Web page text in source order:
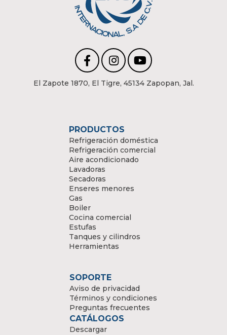
El Zapote 1870, El Tigre, 45134 Zapopan, Jal.
PRODUCTOS
Refrigeración doméstica
Refrigeración comercial
Aire acondicionado
Lavadoras
Secadoras
Enseres menores
Gas
Boiler
Cocina comercial
Estufas
Tanques y cilindros
Herramientas
SOPORTE
Aviso de privacidad
Términos y condiciones
Preguntas frecuentes
CATÁLOGOS
Descargar